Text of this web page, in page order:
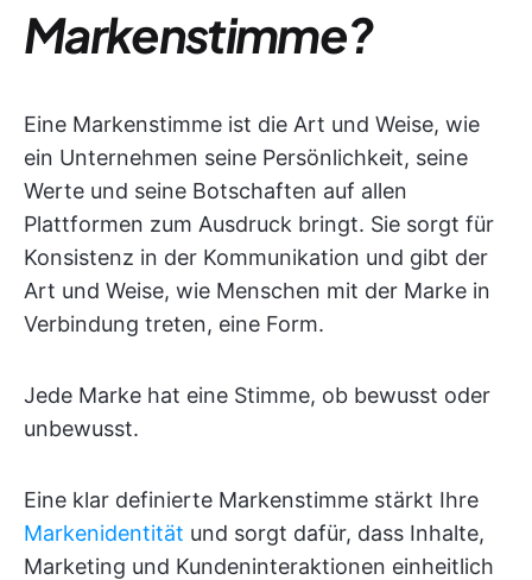
Markenstimme?
Eine Markenstimme ist die Art und Weise, wie
ein Unternehmen seine Persönlichkeit, seine
Werte und seine Botschaften auf allen
Plattformen zum Ausdruck bringt. Sie sorgt für
Konsistenz in der Kommunikation und gibt der
Art und Weise, wie Menschen mit der Marke in
Verbindung treten, eine Form.
Jede Marke hat eine Stimme, ob bewusst oder
unbewusst.
Eine klar definierte Markenstimme stärkt Ihre
Markenidentität und sorgt dafür, dass Inhalte,
Marketing und Kundeninteraktionen einheitlich